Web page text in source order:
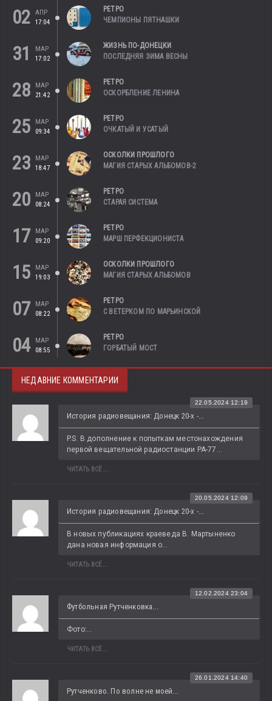
02
АПР
17:04
РЕТРО
ЧЕМПИОНЫ ПЯТНАШКИ
31
МАР
17:02
ЖИЗНЬ ПО-ДОНЕЦКИ
ПОСЛЕДНЯЯ ЗИМА ВЕСНЫ
28
МАР
21:42
РЕТРО
ОСКОРБЛЕНИЕ ЛЕНИНА
25
МАР
09:34
РЕТРО
ОЧКАТЫЙ И УСАТЫЙ
23
МАР
18:47
ОСКОЛКИ ПРОШЛОГО
МАГИЯ СТАРЫХ АЛЬБОМОВ-2
20
МАР
08:24
РЕТРО
СТАРАЯ СИСТЕМА
17
МАР
09:20
РЕТРО
МАРШ ПЕРФЕКЦИОНИСТА
15
МАР
19:03
ОСКОЛКИ ПРОШЛОГО
МАГИЯ СТАРЫХ АЛЬБОМОВ
07
МАР
08:22
РЕТРО
С ВЕТЕРКОМ ПО МАРЬИНСКОЙ
04
МАР
08:55
РЕТРО
ГОРБАТЫЙ МОСТ
НЕДАВНИЕ КОММЕНТАРИИ
История радиовещания: Донецк 20-х -...
22.05.2024 12:19
P.S. В дополнение к попыткам местонахождения
первой вещательной радиостанции РА-77...
ЧИТАТЬ ВСЁ...
История радиовещания: Донецк 20-х -...
20.05.2024 12:09
В новых публикациях краеведа В. Мартыненко
дана новая информация о...
ЧИТАТЬ ВСЁ...
Футбольная Рутченковка...
12.02.2024 23:04
Фото:...
ЧИТАТЬ ВСЁ...
Рутченково. По волне не моей...
26.01.2024 14:40